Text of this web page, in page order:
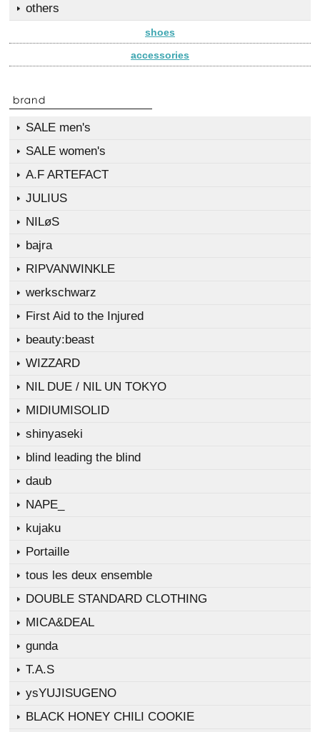
others
shoes
accessories
SALE men's
SALE women's
A.F ARTEFACT
JULIUS
NILøS
bajra
RIPVANWINKLE
werkschwarz
First Aid to the Injured
beauty:beast
WIZZARD
NIL DUE / NIL UN TOKYO
MIDIUMISOLID
shinyaseki
blind leading the blind
daub
NAPE_
kujaku
Portaille
tous les deux ensemble
DOUBLE STANDARD CLOTHING
MICA&DEAL
gunda
T.A.S
ysYUJISUGENO
BLACK HONEY CHILI COOKIE